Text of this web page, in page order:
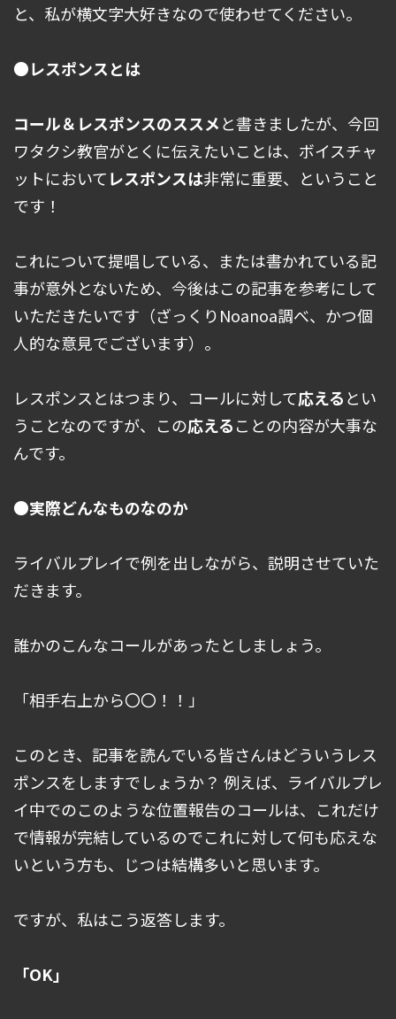
と、私が横文字大好きなので使わせてください。
●レスポンスとは
コール＆レスポンスのススメと書きましたが、今回
ワタクシ教官がとくに伝えたいことは、ボイスチャ
ットにおいてレスポンスは非常に重要、ということ
です！
これについて提唱している、または書かれている記
事が意外とないため、今後はこの記事を参考にして
いただきたいです（ざっくりNoanoa調べ、かつ個
人的な意見でございます）。
レスポンスとはつまり、コールに対して応えるとい
うことなのですが、この応えることの内容が大事な
んです。
●実際どんなものなのか
ライバルプレイで例を出しながら、説明させていた
だきます。
誰かのこんなコールがあったとしましょう。
「相手右上から〇〇！！」
このとき、記事を読んでいる皆さんはどういうレス
ポンスをしますでしょうか？ 例えば、ライバルプレ
イ中でのこのような位置報告のコールは、これだけ
で情報が完結しているのでこれに対して何も応えな
いという方も、じつは結構多いと思います。
ですが、私はこう返答します。
「OK」